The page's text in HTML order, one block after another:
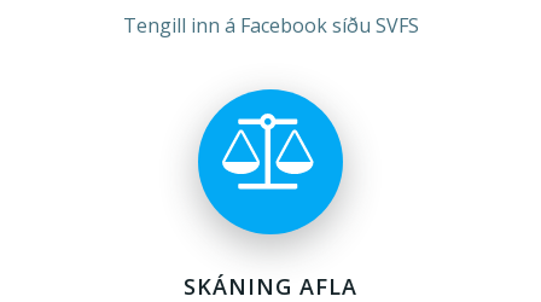
Tengill inn á Facebook síðu SVFS
SKÁNING AFLA